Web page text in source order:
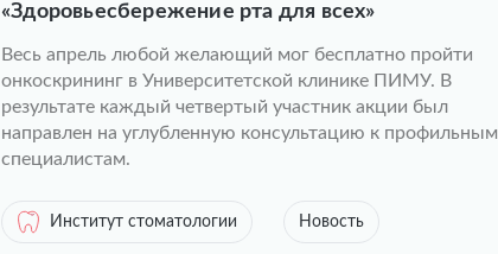
«Здоровьесбережение рта для всех»
Весь апрель любой желающий мог бесплатно пройти
онкоскрининг в Университетской клинике ПИМУ. В
результате каждый четвертый участник акции был
направлен на углубленную консультацию к профильным
специалистам.
Институт стоматологии Новость